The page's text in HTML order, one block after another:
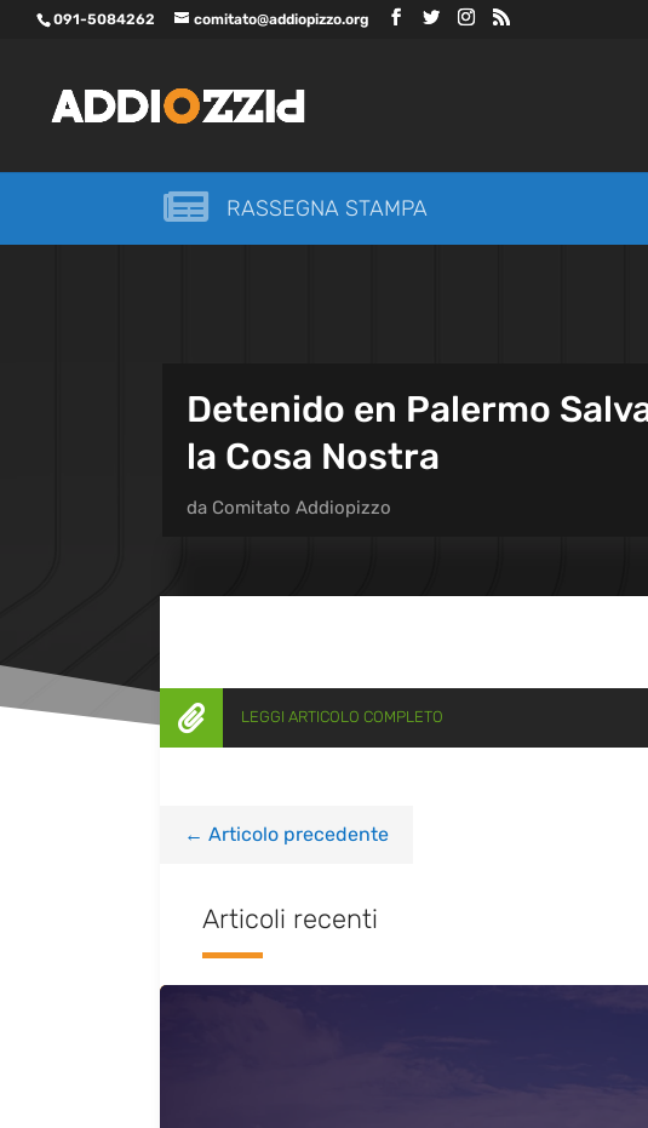
091-5084262 comitato@addiopizzo.org
 RASSEGNA STAMPA
Detenido en Palermo
la Cosa Nostra
da Comitato Addiopizzo
 LEGGI ARTICOLO COMPLETO
← Articolo precedente
Articoli recenti